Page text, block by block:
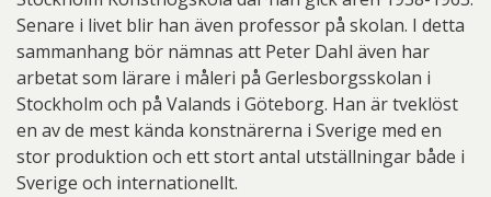
Senare i livet blir han även professor på skolan. I detta
sammanhang bör nämnas att Peter Dahl även har
arbetat som lärare i måleri på Gerlesborgsskolan i
Stockholm och på Valands i Göteborg. Han är tveklöst
en av de mest kända konstnärerna i Sverige med en
stor produktion och ett stort antal utställningar både i
Sverige och internationellt.